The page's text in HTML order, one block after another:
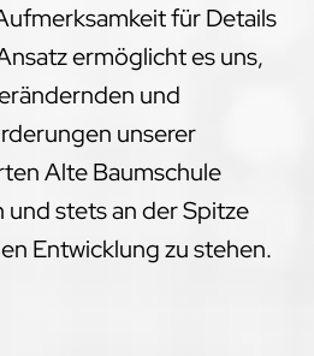
für Details
ermöglicht es uns,
und
unserer
Alte Baumschule
stets an der Spitze
Entwicklung zu stehen.